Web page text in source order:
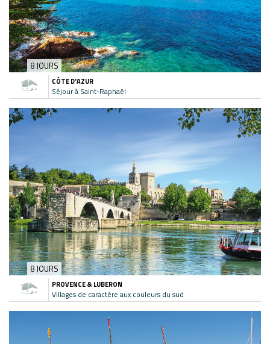
8 JOURS
CÔTE D'AZUR
Séjour à Saint-Raphaël
8 JOURS
PROVENCE & LUBERON
Villages de caractère aux couleurs du sud